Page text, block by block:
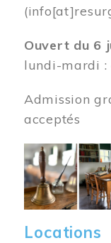
Ouvert du 6
lundi-mardi :
Admission
acceptés
Image
Locations